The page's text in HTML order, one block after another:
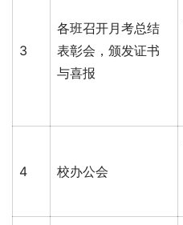
3
各班召开月考总结
表彰会，颁发证书
与喜报
4 校办公会